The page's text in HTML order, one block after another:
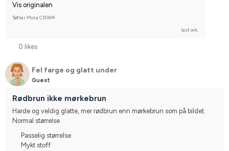
Vis originalen
Tøfler Mora CRW®
last wk.
0 likes
Fel farge og glatt under
Guest
Rødbrun ikke mørkebrun
Harde og veldig glatte, mer rødbrun enn mørkebrun som på bildet.
Normal størrelse
Passelig størrelse
Mykt stoff